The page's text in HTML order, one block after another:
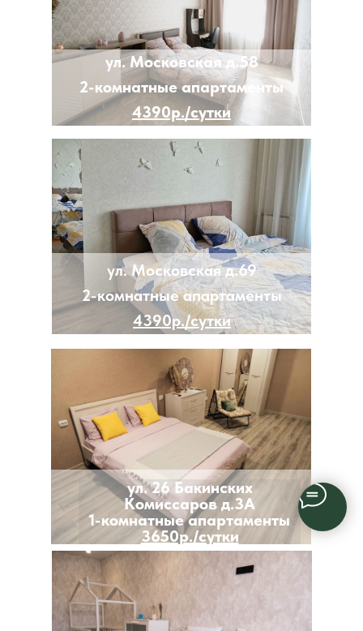
ул. Московская д.69
2-комнатные апартаменты
4390р./сутки
ул. Московская д.58
2-комнатные апартаменты
4390р./сутки
ул. 26 Бакинских
Комиссаров д.3А
1-комнатные апартаменты
3650р./сутки